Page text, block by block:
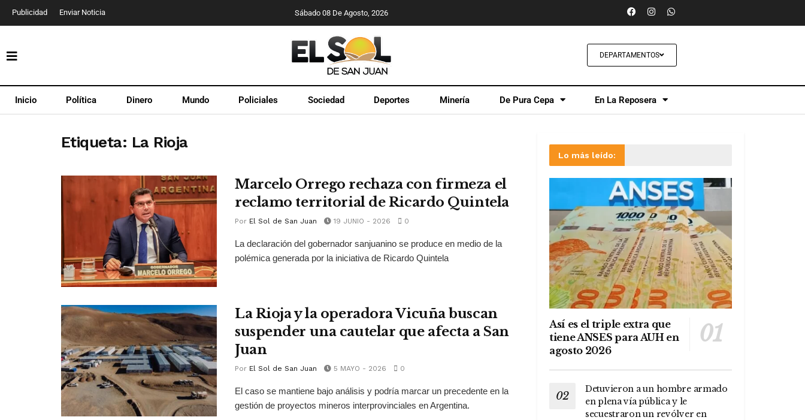
Publicidad Enviar Noticia Sábado 08 De Agosto, 2026
DEPARTAMENTOS
Inicio Política Dinero Mundo Policiales Sociedad Deportes Minería De Pura Cepa En La Reposera
Etiqueta: La Rioja
Marcelo Orrego rechaza con firmeza el
reclamo territorial de Ricardo Quintela
Por El Sol de San Juan 19 JUNIO - 2026 0
La declaración del gobernador sanjuanino se produce en medio de la
polémica generada por la iniciativa de Ricardo Quintela
La Rioja y la operadora Vicuña buscan
suspender una cautelar que afecta a San
Juan
Por El Sol de San Juan 5 MAYO - 2026 0
El caso se mantiene bajo análisis y podría marcar un precedente en la
gestión de proyectos mineros interprovinciales en Argentina.
Lo más leído:
Así es el triple extra que
tiene ANSES para AUH en
agosto 2026
Detuvieron a un hombre armado
en plena vía pública y le
secuestraron un revólver en